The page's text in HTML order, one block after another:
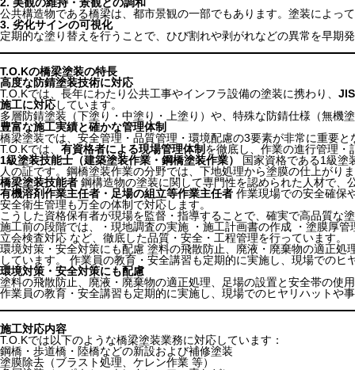
公共構造物である橋梁は、都市景観の一部でもあります。塗装によっ
3. 劣化サインの可視化
定期的な塗り替えを行うことで、ひび割れや剥がれなどの異常を早期
T.O.Kの橋梁塗装の特長
高度な防錆塗装技術に対応
T.O.Kでは、長年にわたり公共工事やインフラ設備の塗装に携わり、
施工に対応しています。
多層防錆塗装（下塗り・中塗り・上塗り）や、特殊な防錆仕様（無機
豊富な施工実績と確かな管理体制
橋梁塗装では、安全管理・品質管理・環境配慮の3要素が非常に重要と
T.O.Kでは、 有資格者による現場管理体制 を徹底し、作業の進行管理
1級塗装技能士（建築塗装作業・鋼橋塗装作業）
国家資格である1級塗
人の証です。鋼橋塗装作業の分野では、下地処理から塗膜の仕上がり
橋梁塗装技能者 鋼構造物の塗装に関して専門性を認められた人材で
有機溶剤作業主任者・足場の組立等作業主任者 作業現場での安全確保
安全衛生管理も万全の体制で対応します。
こうした資格保有者が現場を監督・指導することで、確実で高品質な
施工前の段階では、・現地調査の実施 ・施工計画書の作成 ・塗膜厚
立会検査対応 など、徹底した品質・安全・工程管理を行っています。
環境対策・安全対策にも配慮 塗料の飛散防止、廃液・廃棄物の適正
しています。 作業員の教育・安全講習も定期的に実施し、現場でのヒ
環境対策・安全対策にも配慮
塗料の飛散防止、廃液・廃棄物の適正処理、足場の設置と安全帯の使
作業員の教育・安全講習も定期的に実施し、現場でのヒヤリハットや
施工対応内容
T.O.Kでは以下のような橋梁塗装業務に対応しています：
鋼橋・歩道橋・陸橋などの新設および補修塗装
塗膜除去（ブラスト処理、ケレン作業 等）